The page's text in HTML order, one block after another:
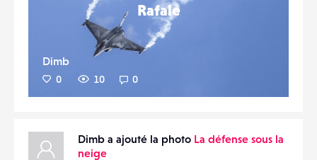
Rafale
Dimb
0 10 0
Dimb a ajouté la photo La défense sous la
neige